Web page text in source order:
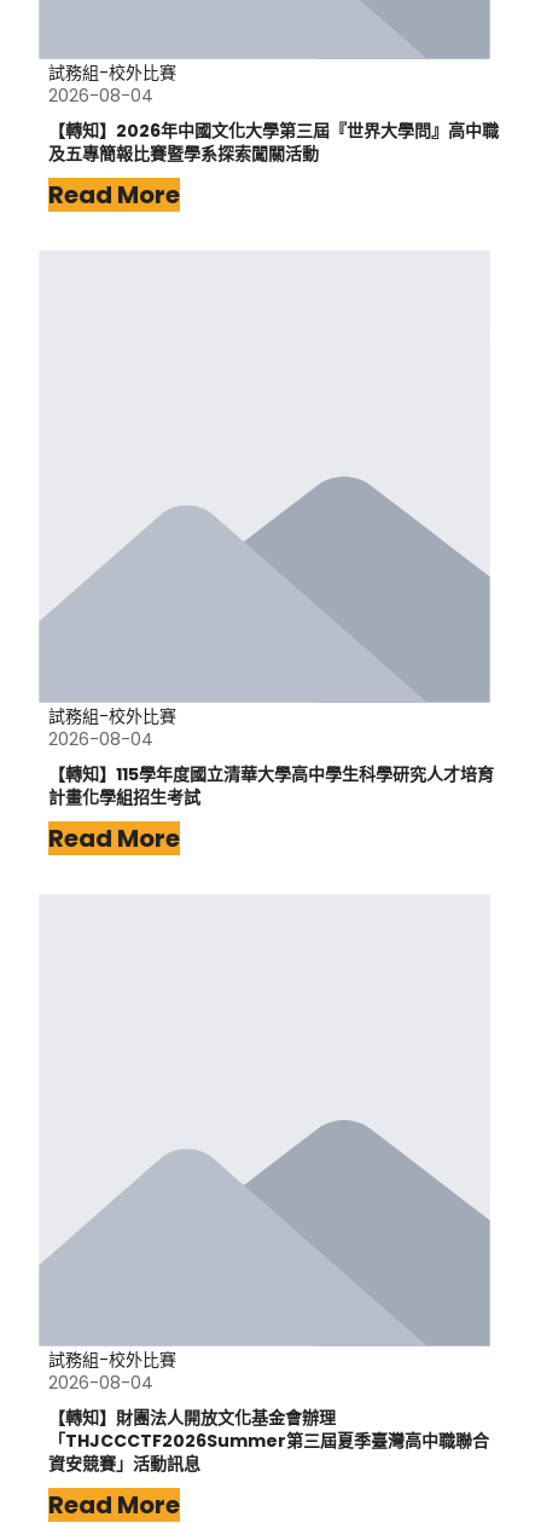
試務組-校外比賽
2026-08-04
【轉知】2026年中國文化大學第三屆『世界大學問』高中職
及五專簡報比賽暨學系探索闖關活動
Read More
試務組-校外比賽
2026-08-04
【轉知】115學年度國立清華大學高中學生科學研究人才培育
計畫化學組招生考試
Read More
試務組-校外比賽
2026-08-04
【轉知】財團法人開放文化基金會辦理
「THJCCCTF2026Summer第三屆夏季臺灣高中職聯合
資安競賽」活動訊息
Read More